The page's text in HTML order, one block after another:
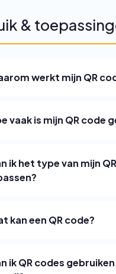
&
werkt mijn QR
vaak is mijn QR code
ik het type van mijn
kan een QR code?
ik QR codes